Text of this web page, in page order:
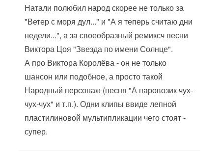
Натали полюбил народ скорее не только за
"Ветер с моря дул..." и "А я теперь считаю дни
недели...", а за своеобразный ремиксч песни
Виктора Цоя "Звезда по имени Солнце".
А про Виктора Королёва - он не только
шансон или подобное, а просто такой
Народный персонаж (песня "А паровозик чух-
чух-чух" и т.п.). Одни клипы ввиде лепной
пластилиновой мультипликации чего стоят -
супер.